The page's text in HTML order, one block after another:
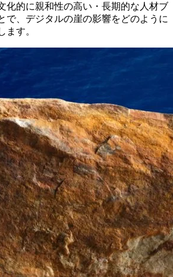
化的に親和性の高い・長期的な人材ブ
で、デジタルの崖の影響をどのように
ます。